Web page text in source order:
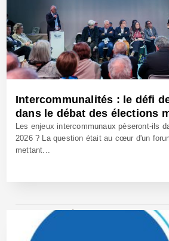
Intercommunalités : le défi
dans le débat des élections
Les enjeux intercommunaux pèseront-ils
2026 ? La question était au cœur d'un
mettant...
25 Nov 2025 - Réf: BW42887